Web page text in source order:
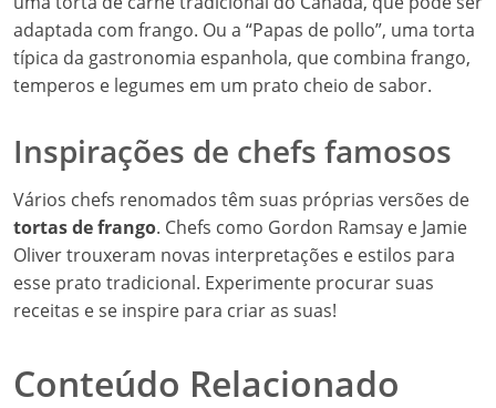
adaptada com frango. Ou a “Papas de pollo”, uma torta
típica da gastronomia espanhola, que combina frango,
temperos e legumes em um prato cheio de sabor.
Inspirações de chefs famosos
Vários chefs renomados têm suas próprias versões de
tortas de frango. Chefs como Gordon Ramsay e Jamie
Oliver trouxeram novas interpretações e estilos para
esse prato tradicional. Experimente procurar suas
receitas e se inspire para criar as suas!
Conteúdo Relacionado